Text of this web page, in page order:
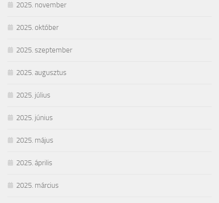
2025. november
2025. október
2025. szeptember
2025. augusztus
2025. július
2025. június
2025. május
2025. április
2025. március